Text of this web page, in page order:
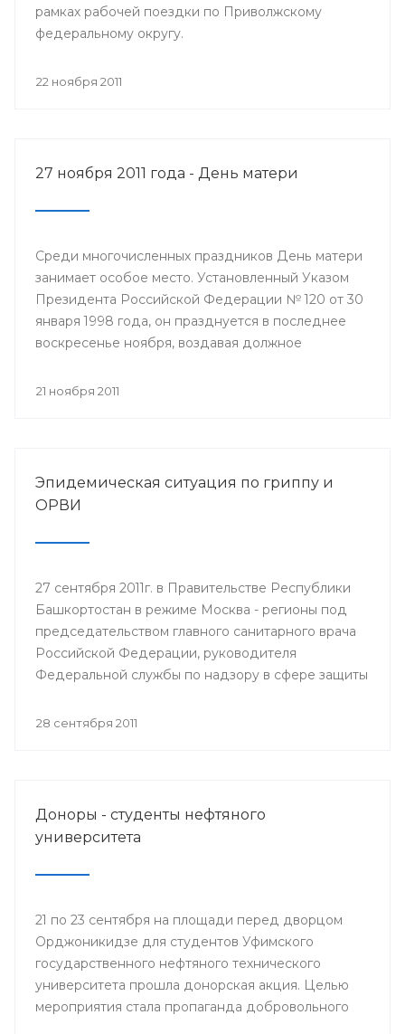
рамках рабочей поездки по Приволжскому
федеральному округу.
22 ноября 2011
27 ноября 2011 года - День матери
Среди многочисленных праздников День матери
занимает особое место. Установленный Указом
Президента Российской Федерации № 120 от 30
января 1998 года, он празднуется в последнее
воскресенье ноября, воздавая должное
ради блага своих детей.
21 ноября 2011
Эпидемическая ситуация по гриппу и
ОРВИ
27 сентября 2011г. в Правительстве Республики
Башкортостан в режиме Москва - регионы под
председательством главного санитарного врача
Российской Федерации, руководителя
Федеральной службы по надзору в сфере защиты
состоялось селекторное совещание
гриппу и ОРВИ и начале прививочной кампании
против гриппа в эпидсезон 2011-2012 годов».
28 сентября 2011
Доноры - студенты нефтяного
университета
21 по 23 сентября на площади перед дворцом
Орджоникидзе для студентов Уфимского
государственного нефтяного технического
университета прошла донорская акция. Целью
мероприятия стала пропаганда добровольного